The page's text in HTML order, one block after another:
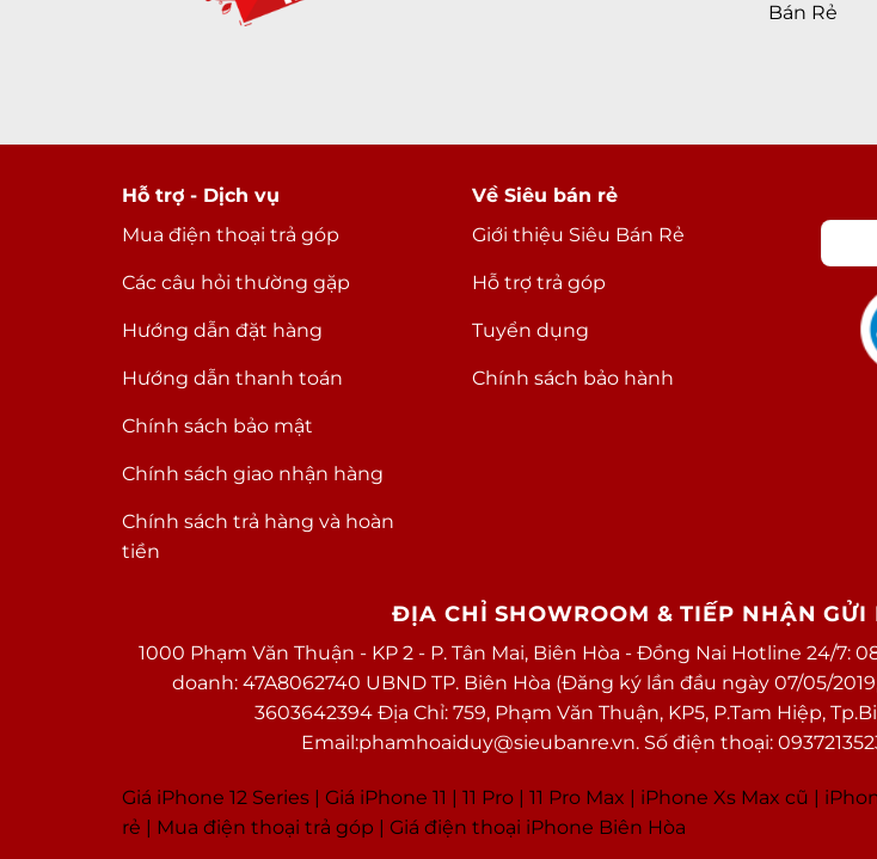
Bán Rẻ
Hỗ trợ - Dịch vụ
Mua điện thoại trả góp
Các câu hỏi thường gặp
Hướng dẫn đặt hàng
Hướng dẫn thanh toán
Chính sách bảo mật
Chính sách giao nhận hàng
Chính sách trả hàng và hoàn
tiền
Về Siêu bán rẻ
Giới thiệu Siêu Bán Rẻ
Hỗ trợ trả góp
Tuyển dụng
Chính sách bảo hành
ĐỊA CHỈ SHOWROOM & TIẾP NHẬN
1000 Phạm Văn Thuận - KP 2 - P. Tân Mai, Biên Hòa - Đồng Nai Hotline 24/7:
doanh: 47A8062740 UBND TP. Biên Hòa (Đăng ký lần đầu ngày 07/05/
3603642394 Địa Chỉ: 759, Phạm Văn Thuận, KP5, P.Tam Hiệp,
Email:phamhoaiduy@sieubanre.vn. Số điện thoại:
Giá iPhone 12 Series | Giá iPhone 11 | 11 Pro | 11 Pro Max | iPhone Xs Max cũ |
rẻ | Mua điện thoại trả góp | Giá điện thoại iPhone Biên Hòa